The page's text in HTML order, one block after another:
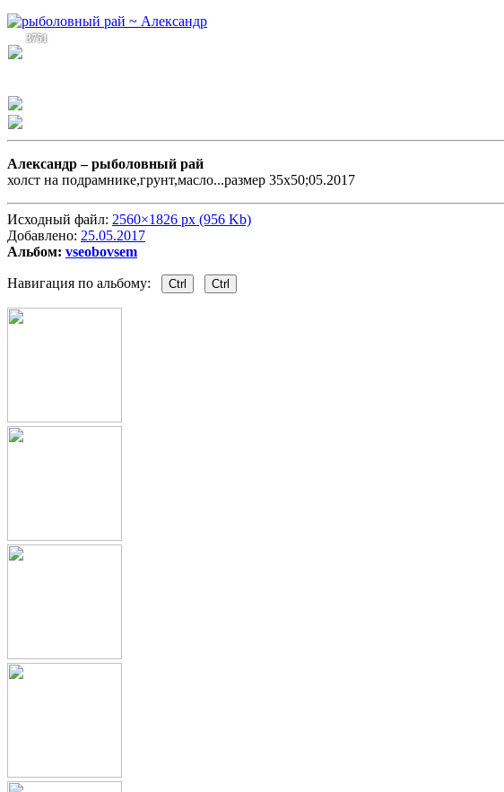
3751
Александр –рыболовный рай
холст на подрамнике,грунт,масло...размер 35х50;05.2017
Исходный файл: 2560×1826 px (956 Kb)
Добавлено: 25.05.2017
Альбом: vseobovsem
Навигация по альбому: Ctrl Ctrl